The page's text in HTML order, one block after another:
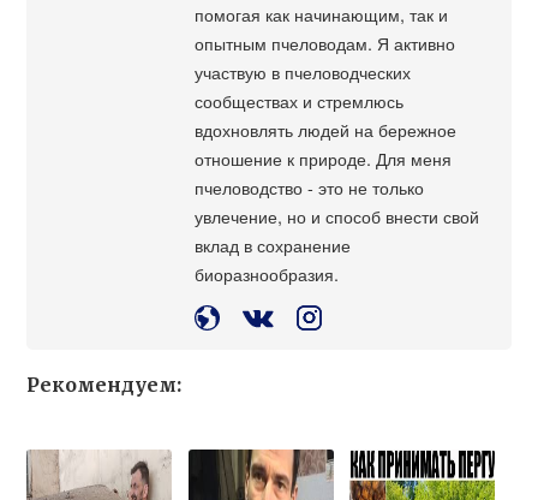
помогая как начинающим, так и
опытным пчеловодам. Я активно
участвую в пчеловодческих
сообществах и стремлюсь
вдохновлять людей на бережное
отношение к природе. Для меня
пчеловодство - это не только
увлечение, но и способ внести свой
вклад в сохранение
биоразнообразия.
Рекомендуем: